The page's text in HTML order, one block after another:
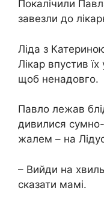
Покалічили
завезли до
Ліда з
Лікар впустив
щоб ненадовго.
Павло лежав
дивилися
жалем – на
– Вийди на
сказати мамі.